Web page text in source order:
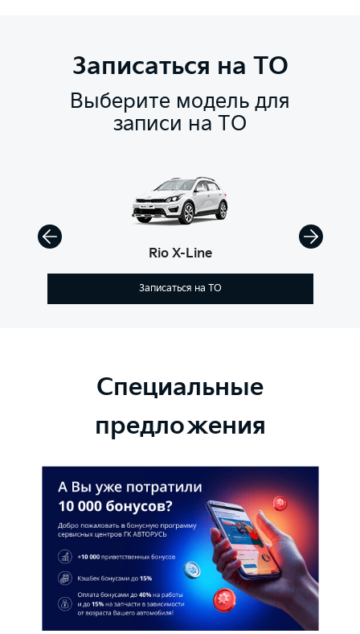
Записаться на ТО
Выберите модель для
записи на ТО
Rio X-Line
Записаться на ТО
Специальные
предложения